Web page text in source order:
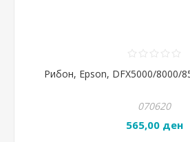
Рибон, Epson, DFX5000/8000/
070620
565,00 ден